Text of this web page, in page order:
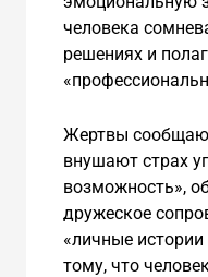
человека
решениях и
Жертвы
внушают страх
возможность»,
дружеское
«личные истории
тому, что